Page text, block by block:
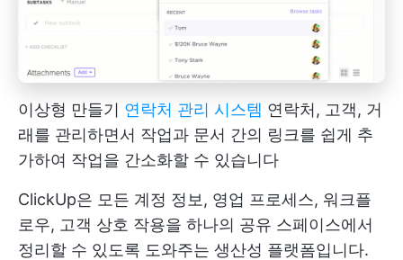
이상형 만들기 연락처 관리 시스템 연락처, 고객, 거
래를 관리하면서 작업과 문서 간의 링크를 쉽게 추
가하여 작업을 간소화할 수 있습니다
ClickUp은 모든 계정 정보, 영업 프로세스, 워크플
로우, 고객 상호 작용을 하나의 공유 스페이스에서
정리할 수 있도록 도와주는 생산성 플랫폼입니다.